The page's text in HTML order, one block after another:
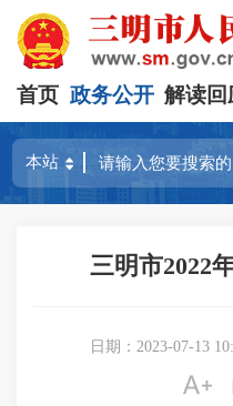
首页 政务公开 解读回
三明市2022
日期：2023-07-13
